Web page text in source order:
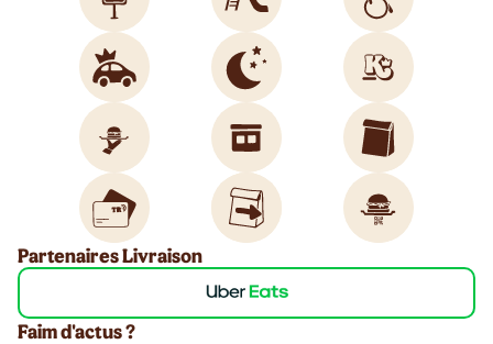
Partenaires Livraison
Faim d'actus ?